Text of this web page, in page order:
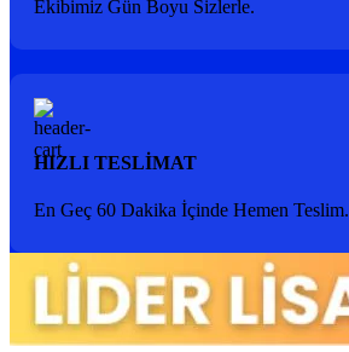
Ekibimiz Gün Boyu Sizlerle.
HIZLI TESLİMAT
En Geç 60 Dakika İçinde Hemen Teslim.